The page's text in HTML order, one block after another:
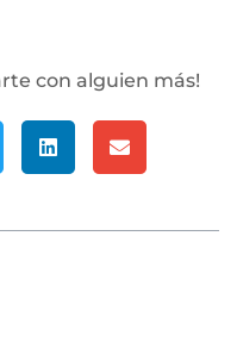
con alguien más!